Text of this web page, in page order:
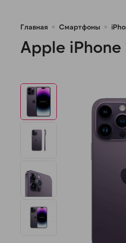
Главная Смартфоны
Apple